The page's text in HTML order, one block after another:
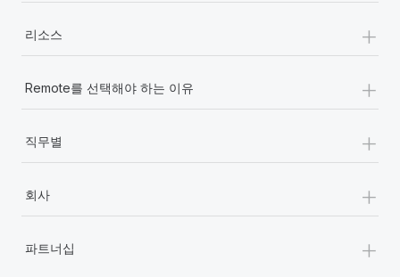
리소스 +
Remote를 선택해야 하는 이유 +
직무별 +
회사 +
파트너십 +